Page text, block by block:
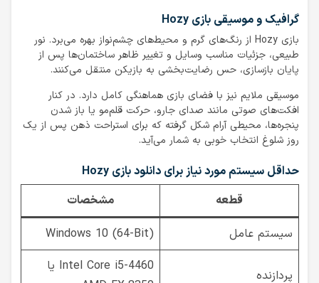
گرافیک و موسیقی بازی Hozy
بازی Hozy از رنگ‌های گرم و محیط‌های چشم‌نواز بهره می‌برد. نور
طبیعی، جزئیات مناسب وسایل و تغییر ظاهر ساختمان‌ها پس از
پایان بازسازی، حس رضایت‌بخشی به بازیکن منتقل می‌کنند.
موسیقی ملایم نیز با فضای بازی هماهنگی کامل دارد. در کنار
افکت‌های صوتی مانند صدای جارو، حرکت قلم‌مو یا باز شدن
پنجره‌ها، محیطی آرام شکل گرفته که برای استراحت ذهن پس از یک
روز شلوغ انتخاب خوبی به شمار می‌آید.
حداقل سیستم مورد نیاز برای دانلود بازی Hozy
قطعه
مشخصات
سیستم عامل
Windows 10 (64-Bit)
پردازنده
Intel Core i5-4460 یا